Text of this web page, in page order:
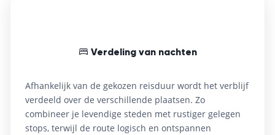
Verdeling van nachten
Afhankelijk van de gekozen reisduur wordt het verblijf
verdeeld over de verschillende plaatsen. Zo
combineer je levendige steden met rustiger gelegen
stops, terwijl de route logisch en ontspannen